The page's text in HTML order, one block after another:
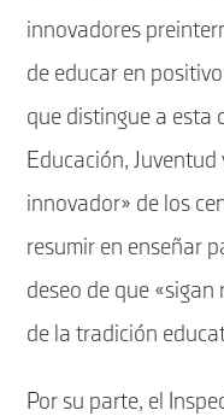
innovadores
de educar en
que distingue a esta
Educación,
innovador» de los
resumir en enseñar
deseo de que
de la tradición
Por su parte, el